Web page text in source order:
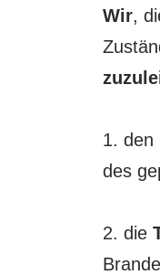
Wir,
1. den
des
2. die